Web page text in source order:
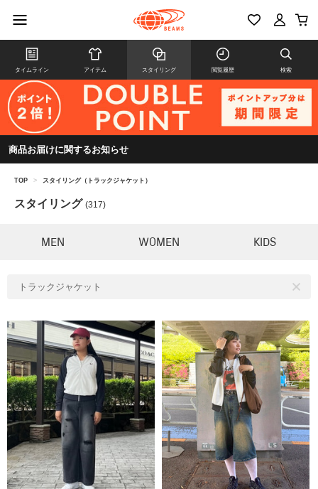
タイムライン アイテム スタイリング 閲覧履歴 検索
商品お届けに関するお知らせ
TOP > スタイリング（トラックジャケット）
スタイリング (317)
MEN WOMEN KIDS
トラックジャケット